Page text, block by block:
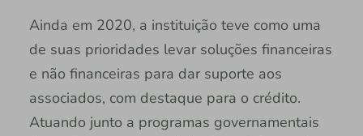
Ainda em 2020, a instituição teve como uma
de suas prioridades levar soluções financeiras
e não financeiras para dar suporte aos
associados, com destaque para o crédito.
Atuando junto a programas governamentais